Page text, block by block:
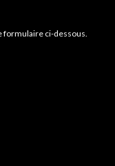
formulaire ci-dessous.